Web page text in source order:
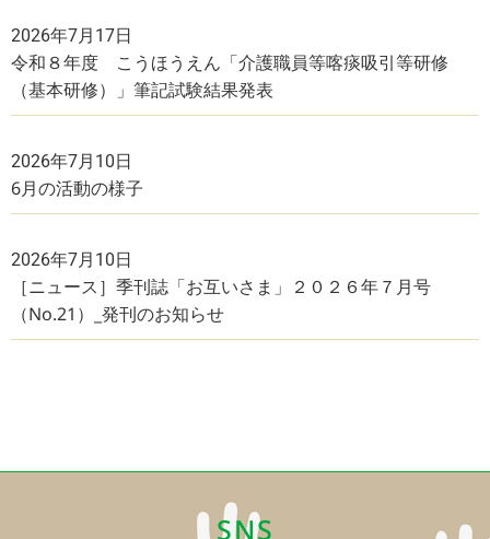
2026年7月17日
令和８年度 こうほうえん「介護職員等喀痰吸引等研修
（基本研修）」筆記試験結果発表
2026年7月10日
6月の活動の様子
2026年7月10日
［ニュース］季刊誌「お互いさま」２０２６年７月号
（No.21）_発刊のお知らせ
SNS